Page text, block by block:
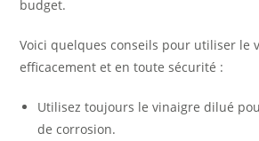
budget.
Voici quelques conseils pour utiliser le
efficacement et en toute sécurité :
Utilisez toujours le vinaigre dilué
de corrosion.